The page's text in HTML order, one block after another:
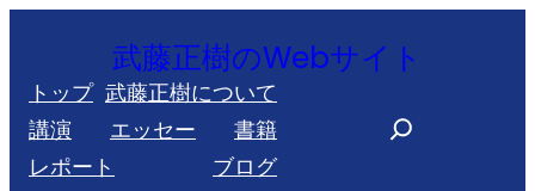
を
ス
キ
武藤正樹のWebサイト
トップ 武藤正樹について
講演
エッセー
書籍
レポート
ブログ